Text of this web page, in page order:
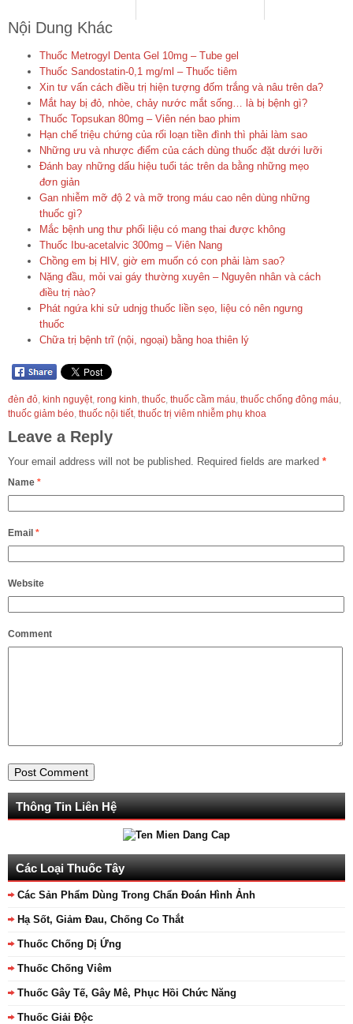
Nội Dung Khác
Thuốc Metrogyl Denta Gel 10mg – Tube gel
Thuốc Sandostatin-0,1 mg/ml – Thuốc tiêm
Xin tư vấn cách điều trị hiện tượng đốm trắng và nâu trên da?
Mắt hay bị đỏ, nhòe, chảy nước mắt sống… là bị bệnh gì?
Thuốc Topsukan 80mg – Viên nén bao phim
Hạn chế triệu chứng của rối loạn tiền đình thì phải làm sao
Những ưu và nhược điểm của cách dùng thuốc đặt dưới lưỡi
Đánh bay những dấu hiệu tuổi tác trên da bằng những mẹo
đơn giản
Gan nhiễm mỡ độ 2 và mỡ trong máu cao nên dùng những
thuốc gì?
Mắc bệnh ung thư phổi liệu có mang thai được không
Thuốc Ibu-acetalvic 300mg – Viên Nang
Chồng em bị HIV, giờ em muốn có con phải làm sao?
Nặng đầu, mỏi vai gáy thường xuyên – Nguyên nhân và cách
điều trị nào?
Phát ngứa khi sử udnjg thuốc liền sẹo, liệu có nên ngưng
thuốc
Chữa trị bệnh trĩ (nội, ngoại) bằng hoa thiên lý
đèn đỏ, kinh nguyệt, rong kinh, thuốc, thuốc cầm máu, thuốc chống đông máu,
thuốc giảm béo, thuốc nội tiết, thuốc trị viêm nhiễm phụ khoa
Leave a Reply
Your email address will not be published. Required fields are marked *
Name *
Email *
Website
Comment
Thông Tin Liên Hệ
Các Loại Thuốc Tây
Các Sản Phẩm Dùng Trong Chẩn Đoán Hình Ảnh
Hạ Sốt, Giảm Đau, Chống Co Thắt
Thuốc Chống Dị Ứng
Thuốc Chống Viêm
Thuốc Gây Tế, Gây Mê, Phục Hồi Chức Năng
Thuốc Giải Độc